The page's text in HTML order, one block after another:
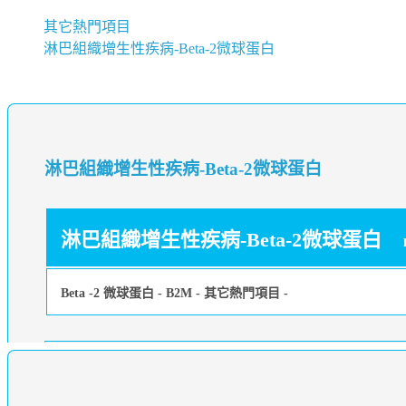
其它熱門項目
淋巴組織增生性疾病-Beta-2微球蛋白
淋巴組織增生性疾病-Beta-2微球蛋白
淋巴組織增生性疾病-Beta-2微球蛋白
Beta -2 微球蛋白 - B2M - 其它熱門項目 -